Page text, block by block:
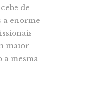
de
a enorme
maior
a mesma